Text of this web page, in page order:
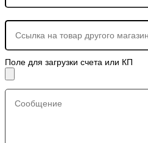
Поле для загрузки счета или КП